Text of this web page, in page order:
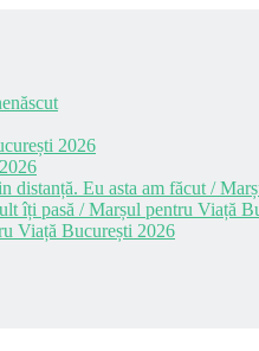
2026
distanță. Eu asta am făcut /
îți pasă / Marșul pentru Viață
Viață București 2026